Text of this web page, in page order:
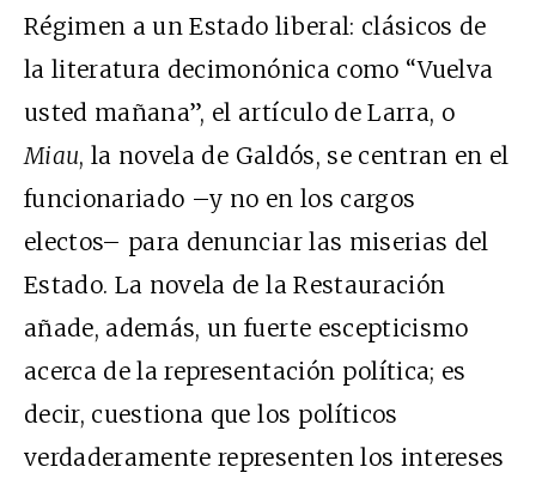
Régimen a un Estado liberal: clásicos de
la literatura decimonónica como “Vuelva
usted mañana”, el artículo de Larra, o
Miau, la novela de Galdós, se centran en el
funcionariado –y no en los cargos
electos– para denunciar las miserias del
Estado. La novela de la Restauración
añade, además, un fuerte escepticismo
acerca de la representación política; es
decir, cuestiona que los políticos
verdaderamente representen los intereses